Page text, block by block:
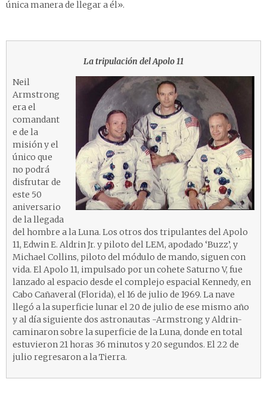
única manera de llegar a él».
La tripulación del Apolo 11
Neil
Armstrong
era el
comandant
e de la
misión y el
único que
no podrá
disfrutar de
este 50
aniversario
de la llegada
del hombre a la Luna. Los otros dos tripulantes del Apolo
11, Edwin E. Aldrin Jr. y piloto del LEM, apodado ‘Buzz’, y
Michael Collins, piloto del módulo de mando, siguen con
vida. El Apolo 11, impulsado por un cohete Saturno V, fue
lanzado al espacio desde el complejo espacial Kennedy, en
Cabo Cañaveral (Florida), el 16 de julio de 1969. La nave
llegó a la superficie lunar el 20 de julio de ese mismo año
y al día siguiente dos astronautas -Armstrong y Aldrin-
caminaron sobre la superficie de la Luna, donde en total
estuvieron 21 horas 36 minutos y 20 segundos. El 22 de
julio regresaron a la Tierra.